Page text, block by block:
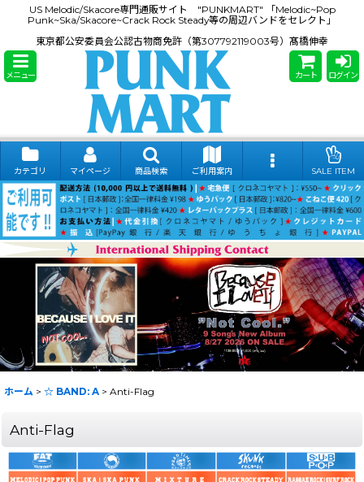
US Melodic/Skacore専門通販サイト "PUNKMART" 「Melodic~Pop
Punk~Ska/Skacore~Crack Rock Steady等の周辺バンドをセレクト」
東京都公安委員会公認古物商免許（第307792119003号）髙橋伸幸
メニュー カート ログイン
カテゴリ マイページ 商品検索 ご利用案内 SALE ITEM
ホーム > ☆ BAND: A > Anti-Flag
Anti-Flag